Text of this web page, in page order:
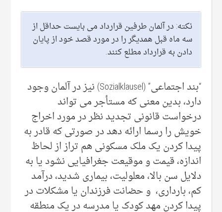
نکته: در آلمان طرفین قرارداد می بایست حداقل از
سه ماه قبل همدیگر را در مورد قصد خود از پایان
دادن به قرارداد مطلع کنند.
“بند اجتماعی” (Sozialklausel) نیز در آلمان وجود
دارد، بدین معنی که مستأجر می تواند
درخواست قانونی تجدید نظر در مورد اخراج
خویش را رسما ارائه دهد در صورتی که قادر به
پیدا کردن یک ملک مسکونی هم تراز از لحاظ
اندازه، قیمت و موقیعت جغرافیایی نشود یا به
دلایل سن بالا، معلولیت، بیماری شدید، درآمد
کم، بارداری، و حضانت فرزندان یا مشکلات در
پیدا کردن مهد کودک یا مدرسه در یک منطقه